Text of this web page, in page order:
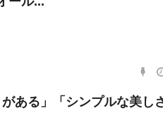
がある」「シンプルな美し